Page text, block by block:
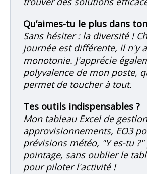
Qu’aimes-tu le plus dans
Sans hésiter : la diversité !
journée est différente, il n'y
monotonie. J'apprécie
polyvalence de mon poste,
permet de toucher à tout.
Tes outils indispensables ?
Mon tableau Excel de
approvisionnements, EO3
prévisions météo, "Y es-tu
pointage, sans oublier le
pour piloter l'activité !